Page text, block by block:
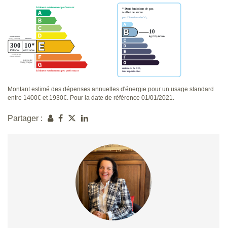
Montant estimé des dépenses annuelles d'énergie pour un usage standard
entre 1400€ et 1930€. Pour la date de référence 01/01/2021.
Partager :